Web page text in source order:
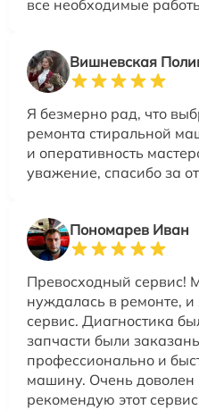
все необходимые
Вишневская
Я безмерно рад, что
ремонта стиральной
и оперативность
уважение, спасибо за
Пономарев Иван
Превосходный сервис!
нуждалась в ремонте, и
сервис. Диагностика
запчасти были
профессионально и
машину. Очень доволен
рекомендую этот